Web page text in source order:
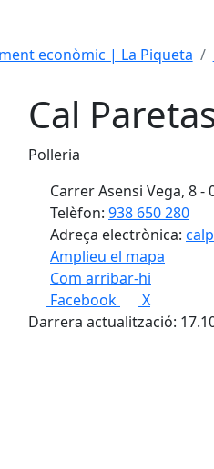
econòmic | La Piqueta
Cal
Polleria
Carrer Asensi Vega, 8
Telèfon: 938 650 280
Adreça electrònica:
Amplieu el mapa
Com arribar-hi
+
Facebook
X
Darrera actualització: